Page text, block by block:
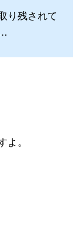
り残されて
よ。